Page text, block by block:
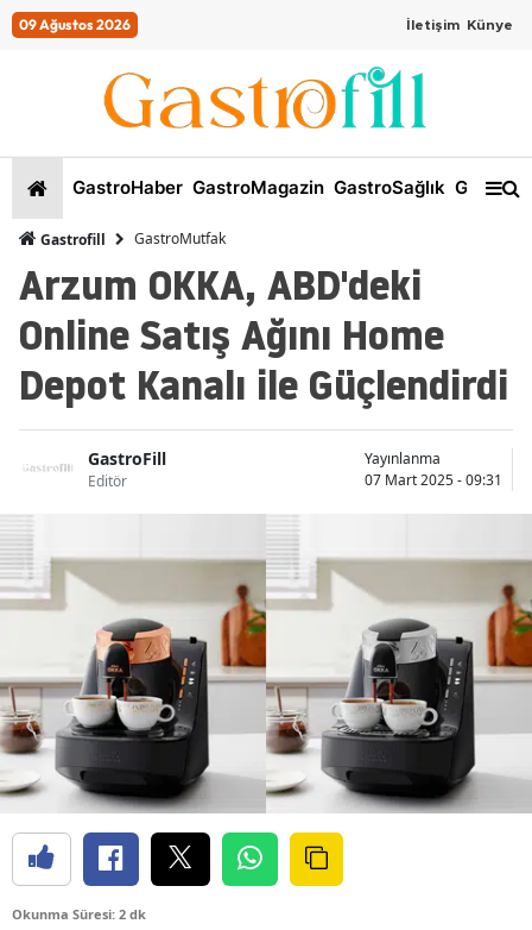
09 Ağustos 2026 İletişim Künye
GastroHaber GastroMagazin GastroSağlık
Gastrofill GastroMutfak
Arzum OKKA, ABD'deki
Online Satış Ağını Home
Depot Kanalı ile Güçlendirdi
GastroFill
Editör
Yayınlanma
07 Mart 2025 - 09:31
Okunma Süresi: 2 dk